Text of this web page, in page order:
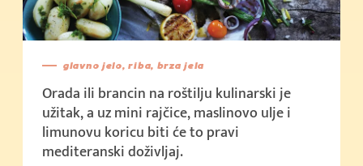
glavno jelo, riba, brza jela
Orada ili brancin na roštilju kulinarski je
užitak, a uz mini rajčice, maslinovo ulje i
limunovu koricu biti će to pravi
mediteranski doživljaj.
Cijena u trgovini: 2,15 €/kom (100g)
Kupi sada
Cijena u trgovini: 1,5 €/kom (50g)
Kupi sada
Cijena u trgovini: 3,59 € (100g)